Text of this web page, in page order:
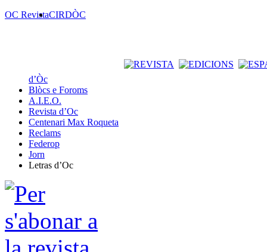
OC RevistaCIRDÒC
d’Òc
Blòcs e Foroms
A.I.E.O.
Revista d’Oc
Centenari Max Roqueta
Reclams
Federop
Jorn
Letras d’Oc